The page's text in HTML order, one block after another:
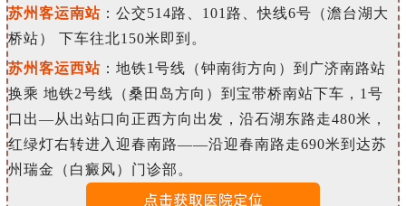
苏州客运南站：公交514路、101路、快线6号（澹台湖大
桥站） 下车往北150米即到。
苏州客运西站：地铁1号线（钟南街方向）到广济南路站
换乘 地铁2号线（桑田岛方向）到宝带桥南站下车，1号
口出—从出站口向正西方向出发，沿石湖东路走480米，
红绿灯右转进入迎春南路——沿迎春南路走690米到达苏
州瑞金（白癜风）门诊部。